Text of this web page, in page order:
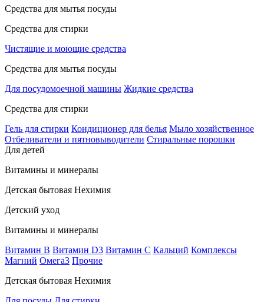
Средства для мытья посуды
Средства для стирки
Чистящие и моющие средства
Средства для мытья посуды
Для посудомоечной машины Жидкие средства
Средства для стирки
Гель для стирки Кондиционер для белья Мыло хозяйственное
Отбеливатели и пятновыводители Стиральные порошки
Для детей
Витамины и минералы
Детская бытовая Нехимия
Детский уход
Витамины и минералы
Витамин В Витамин D3 Витамин С Кальций Комплексы
Магний Омега3 Прочие
Детская бытовая Нехимия